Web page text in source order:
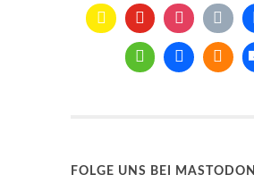
FOLGE UNS BEI MASTODON